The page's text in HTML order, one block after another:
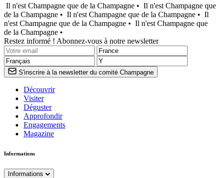
Il n'est Champagne que de la Champagne • Il n'est Champagne que
de la Champagne • Il n'est Champagne que de la Champagne • Il
n'est Champagne que de la Champagne • Il n'est Champagne que
de la Champagne •
Restez informé ! Abonnez-vous à notre newsletter
S'inscrire à la newsletter du comité Champagne
Découvrir
Visiter
Déguster
Approfondir
Engagements
Magazine
Informations
Informations